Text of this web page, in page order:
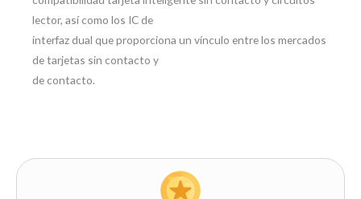
lector, así como los IC de
interfaz dual que proporciona un vínculo entre los mercados
de tarjetas sin contacto y
de contacto.